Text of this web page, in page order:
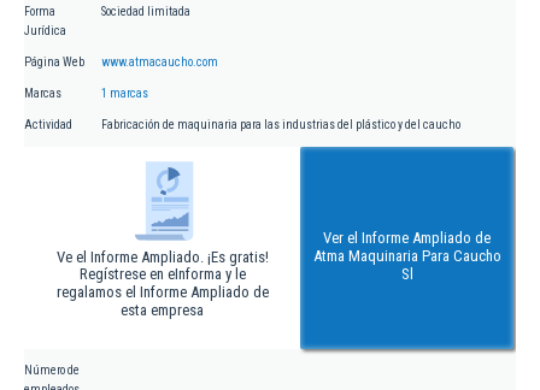
Forma
Jurídica
Sociedad limitada
Página Web www.atmacaucho.com
Marcas 1 marcas
Actividad Fabricación de maquinaria para las industrias del plástico y del caucho
Ve el Informe Ampliado. ¡Es gratis!
Regístrese en eInforma y le
regalamos el Informe Ampliado de
esta empresa
Ver el Informe Ampliado de
Atma Maquinaria Para Caucho
Sl
Número de